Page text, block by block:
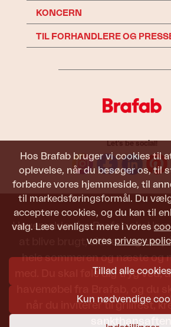
Hos Brafab bruger vi cookies til
oplevelse, når du besøger os, til
forbedre vores hjemmeside, til
til markedsføringsformål. Du
acceptere cookies, og du kan til
valg. Læs venligst mere i vores
vores privacy
Tillad alle cookies
Kun nødvendige
KONCERN
TIL FORHANDLERE OG
Let's be social!
Havemøbler fra Brafab skal
at blive brugt, siddet i og set
hele sommeren og næste og
med. Du skal føle dig tryg ved,
når du inviterer til grillfest,